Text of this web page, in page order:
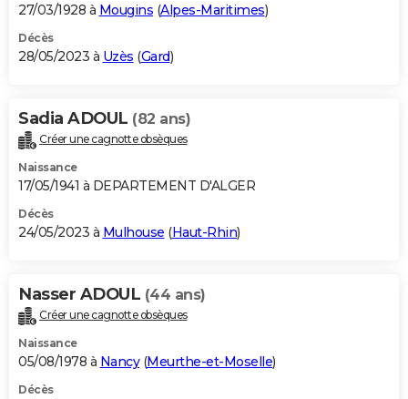
27/03/1928 à Mougins (Alpes-Maritimes)
Décès
28/05/2023 à Uzès (Gard)
Sadia ADOUL (82 ans)
Créer une cagnotte obsèques
Naissance
17/05/1941 à DEPARTEMENT D'ALGER
Décès
24/05/2023 à Mulhouse (Haut-Rhin)
Nasser ADOUL (44 ans)
Créer une cagnotte obsèques
Naissance
05/08/1978 à Nancy(Meurthe-et-Moselle)
Décès